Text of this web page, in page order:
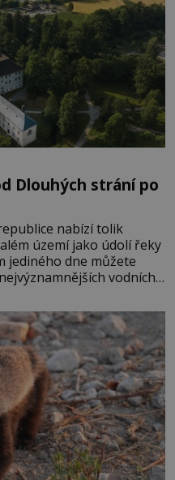
Dlouhých strání po
nabízí tolik
území jako údolí řeky
jediného dne můžete
vodních
poznáváním památek ve